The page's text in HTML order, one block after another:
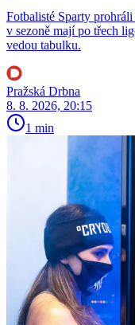
Fotbalisté Sparty
v sezoně mají po třech
vedou tabulku.
Pražská Drbna
8. 8. 2026, 20:15
1 min